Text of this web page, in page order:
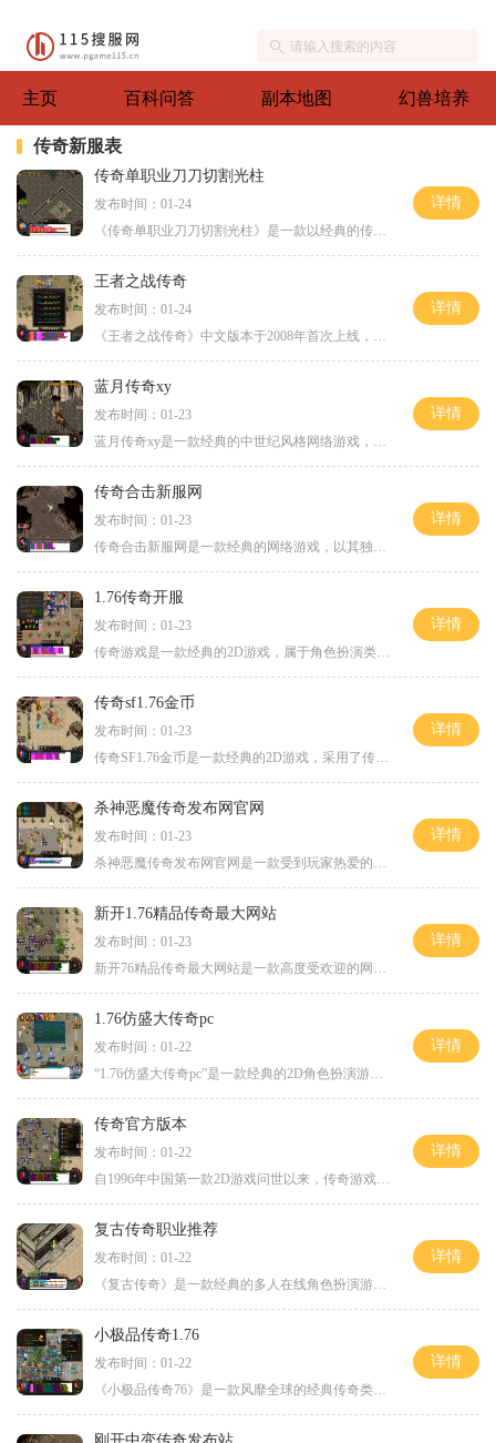
主页 百科问答 副本地图 幻兽培养
传奇新服表
传奇单职业刀刀切割光柱
发布时间：01-24
《传奇单职业刀刀切割光柱》是一款以经典的传奇游戏为基础的2D游戏，完美的诠释了角色扮演的魅力。游戏采用万人在线的方式，玩家可以与其他玩家互动，共同探索游戏的世界，化身
详情
王者之战传奇
发布时间：01-24
《王者之战传奇》中文版本于2008年首次上线，是一款经典的2D游戏类型，属于角色扮演类游戏。该游戏采用了万人在线的模式，玩家可以与其他玩家实时互动，组建行会，交流战术，并
详情
蓝月传奇xy
发布时间：01-23
蓝月传奇xy是一款经典的中世纪风格网络游戏，它以其精美的画面和多样化的玩法而备受玩家们的喜爱。在这个虚拟的世界中，玩家将化身为勇敢的战士，开始一段惊心动魄的冒险旅程。
详情
传奇合击新服网
发布时间：01-23
传奇合击新服网是一款经典的网络游戏，以其独特的玩法和精彩刺激的游戏内容而备受玩家们的喜爱。本文将简要介绍传奇合击新服网的具体玩法，以帮助新玩家们更好地了解和上手这
详情
1.76传奇开服
发布时间：01-23
传奇游戏是一款经典的2D游戏，属于角色扮演类游戏，拥有庞大的万人在线玩家群体。传奇游戏以其丰富的玩法和玩家互动功能而备受玩家喜爱。传奇游戏在全新的1.76版本中迎来了开服
详情
传奇sf1.76金币
发布时间：01-23
传奇SF1.76金币是一款经典的2D游戏，采用了传奇的角色扮演玩法，是一款拥有万人在线的大型网络游戏。在这个游戏中，玩家可以与其他玩家进行互动，体验到真实的游戏交流与竞技。游
详情
杀神恶魔传奇发布网官网
发布时间：01-23
杀神恶魔传奇发布网官网是一款受到玩家热爱的2D角色扮演游戏。作为一款万人在线的游戏，它提供了丰富多样的玩法和精彩刺激的游戏体验。无论您是喜欢与其他玩家互动还是追求技能
详情
新开1.76精品传奇最大网站
发布时间：01-23
新开76精品传奇最大网站是一款高度受欢迎的网络游戏，它以其丰富的游戏内容和精美的游戏画面吸引着众多玩家的关注。通过该游戏，玩家可以体验到经典传奇游戏的乐趣和刺激。游戏
详情
1.76仿盛大传奇pc
发布时间：01-22
“1.76仿盛大传奇pc”是一款经典的2D角色扮演游戏，被誉为传奇游戏中的巅峰之作。这款游戏以万人在线、丰富的玩法和玩家互动为特点，深受广大游戏玩家的喜爱。玩家可以创建自己的
详情
传奇官方版本
发布时间：01-22
自1996年中国第一款2D游戏问世以来，传奇游戏就成为了中国游戏界的经典。作为一款角色扮演游戏，传奇游戏以其万人在线的特点吸引了众多玩家的关注和热爱。传奇游戏一直以来都是
详情
复古传奇职业推荐
发布时间：01-22
《复古传奇》是一款经典的多人在线角色扮演游戏，自上线以来广受玩家的喜爱。游戏中有五大职业供玩家选择：战士、法师、道士、刺客以及弓箭手。每个职业都有着独特的技能和特
详情
小极品传奇1.76
发布时间：01-22
《小极品传奇76》是一款风靡全球的经典传奇类游戏。作为中国游戏市场中最受欢迎的游戏之一，它以其丰富的玩法和极具挑战性的游戏内容吸引了众多玩家。今天我们就来为大家介绍一
详情